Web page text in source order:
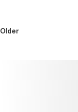
Older